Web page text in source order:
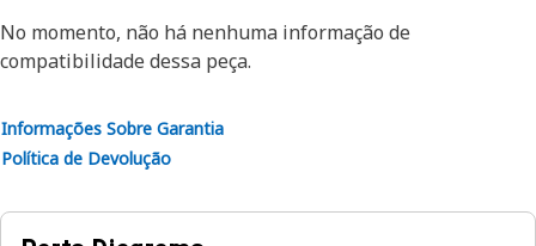
No momento, não há nenhuma informação de
compatibilidade dessa peça.
Informações Sobre Garantia
Política de Devolução